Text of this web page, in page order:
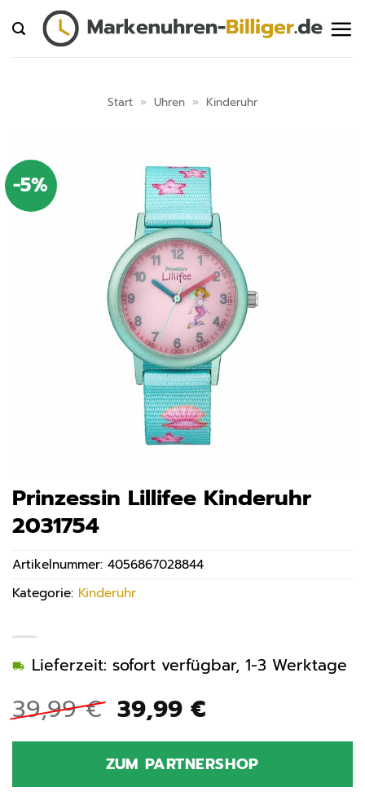
Inhalt
springen
Start » Uhren » Kinderuhr
-5%
Prinzessin Lillifee Kinderuhr
2031754
39,99€ Ursprünglicher
Preis
war:
39,99 €
39,99 €Aktueller
ist:
39,99 €.
Lieferzeit: sofort verfügbar, 1-3 Werktage
ZUM PARTNERSHOP
Artikelnummer: 4056867028844
Kategorie: Kinderuhr